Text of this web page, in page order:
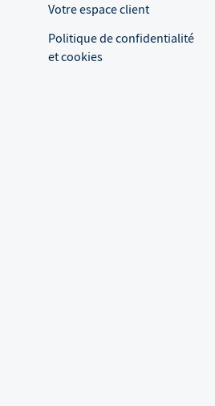
Votre espace client
Politique de confidentialité
et cookies